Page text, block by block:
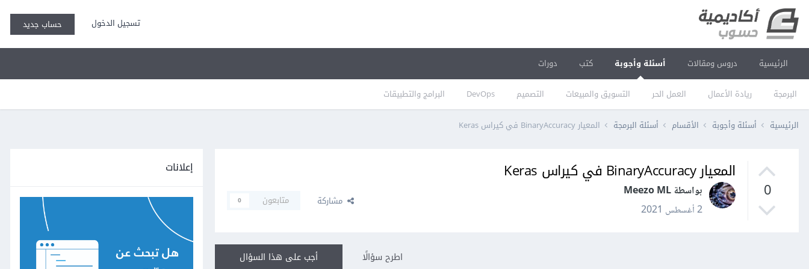
تسجيل الدخول حساب جديد
الرئيسية دروس ومقالات أسئلة وأجوبة
البرمجة ريادة الأعمال العمل الحر التسويق والمبيعات التصميم DevOps البرامج والتطبيقات
كتب دورات
الرئيسية أسئلة وأجوبة الأقسام أسئلة البرمجة المعيار BinaryAccuracy في كيراس Keras
0
المعيار BinaryAccuracy في كيراس Keras
بواسطة Meezo ML
2 أغسطس 2021
مشاركة متابعون 0
أجب على هذا السؤال اطرح سؤالًا
إعلانات